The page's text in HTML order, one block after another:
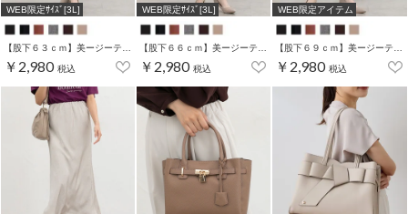
WEB限定ｻｲｽﾞ[3L]
￥2,980 税込
WEB限定ｻｲｽﾞ[3L]
￥2,980 税込
WEB限定アイテム
￥2,980 税込